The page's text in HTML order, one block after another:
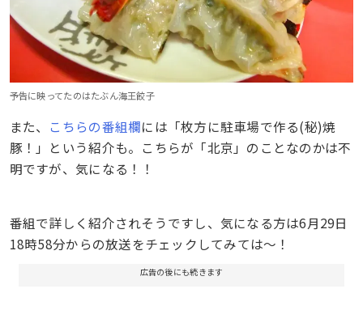
予告に映ってたのはたぶん海王餃子
また、 こちらの番組欄には「枚方に駐車場で作る(秘)焼
豚！」という紹介も。こちらが「北京」のことなのかは不
明ですが、気になる！！
番組で詳しく紹介されそうですし、気になる方は6月29日
18時58分からの放送をチェックしてみては〜！
広告の後にも続きます